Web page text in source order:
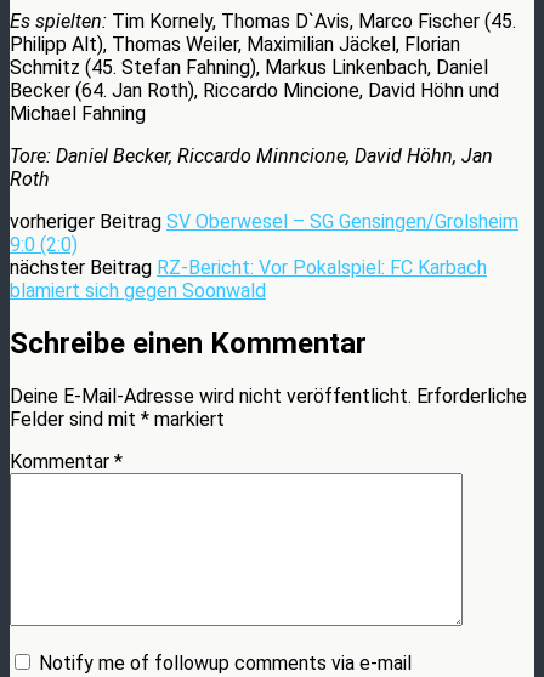
Es spielten: Tim Kornely, Thomas D`Avis, Marco Fischer (45.
Philipp Alt), Thomas Weiler, Maximilian Jäckel, Florian
Schmitz (45. Stefan Fahning), Markus Linkenbach, Daniel
Becker (64. Jan Roth), Riccardo Mincione, David Höhn und
Michael Fahning
Tore: Daniel Becker, Riccardo Minncione, David Höhn, Jan
Roth
vorheriger Beitrag SV Oberwesel – SG Gensingen/Grolsheim
9:0 (2:0)
nächster Beitrag RZ-Bericht: Vor Pokalspiel: FC Karbach
blamiert sich gegen Soonwald
Schreibe einen Kommentar
Deine E-Mail-Adresse wird nicht veröffentlicht. Erforderliche
Felder sind mit * markiert
Kommentar *
Notify me of followup comments via e-mail